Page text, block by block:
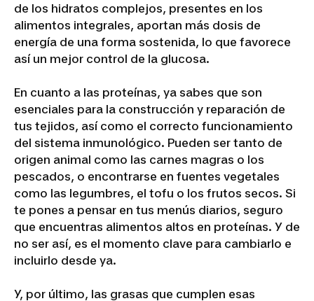
de los hidratos complejos, presentes en los
alimentos integrales, aportan más dosis de
energía de una forma sostenida, lo que favorece
así un mejor control de la glucosa.
En cuanto a las proteínas, ya sabes que son
esenciales para la construcción y reparación de
tus tejidos, así como el correcto funcionamiento
del sistema inmunológico. Pueden ser tanto de
origen animal como las carnes magras o los
pescados, o encontrarse en fuentes vegetales
como las legumbres, el tofu o los frutos secos. Si
te pones a pensar en tus menús diarios, seguro
que encuentras alimentos altos en proteínas. Y de
no ser así, es el momento clave para cambiarlo e
incluirlo desde ya.
Y, por último, las grasas que cumplen esas